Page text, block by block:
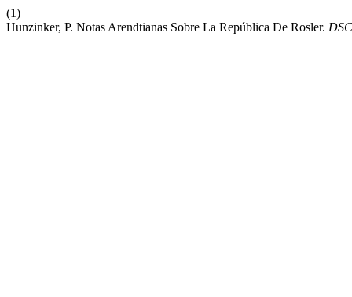
(1)
Hunzinker, P. Notas Arendtianas Sobre La República De Rosler. DSC